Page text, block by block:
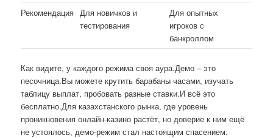
Рекомендация Для новичков и
тестирования
Для опытных
игроков с
банкроллом
Как видите, у каждого режима своя аура.Демо – это
песочница.Вы можете крутить барабаны часами, изучать
таблицу выплат, пробовать разные ставки.И всё это
бесплатно.Для казахстанского рынка, где уровень
проникновения онлайн-казино растёт, но доверие к ним ещё
не устоялось, демо-режим стал настоящим спасением.